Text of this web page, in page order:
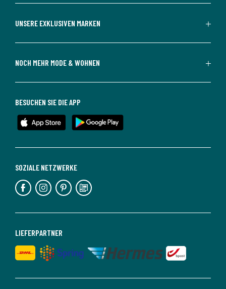
UNSERE EXKLUSIVEN MARKEN
NOCH MEHR MODE & WOHNEN
LIEFERPARTNER
SOZIALE NETZWERKE
BESUCHEN SIE DIE APP